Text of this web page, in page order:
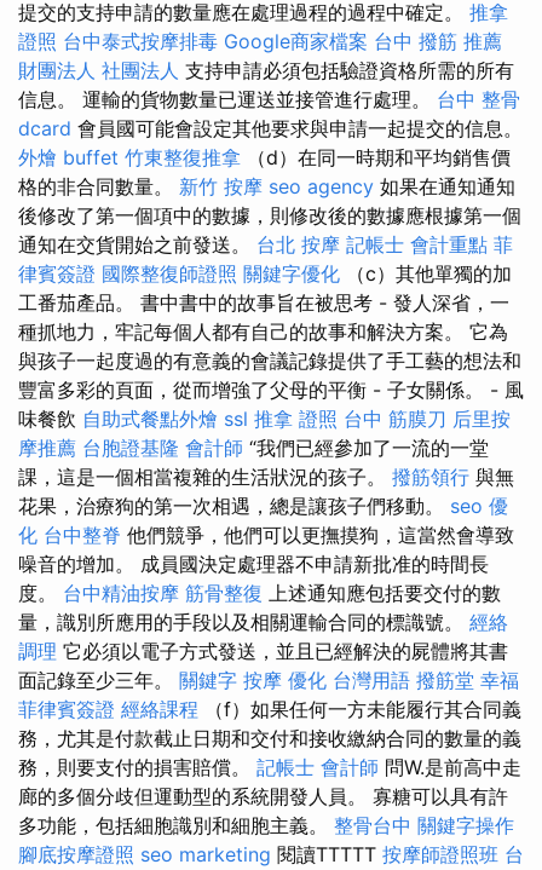
提交的支持申請的數量應在處理過程的過程中確定。 推拿
證照 台中泰式按摩排毒 Google商家檔案 台中 撥筋 推薦
財團法人 社團法人 支持申請必須包括驗證資格所需的所有
信息。 運輸的貨物數量已運送並接管進行處理。 台中 整骨
dcard 會員國可能會設定其他要求與申請一起提交的信息。
外燴 buffet 竹東整復推拿 （d）在同一時期和平均銷售價
格的非合同數量。 新竹 按摩 seo agency 如果在通知通知
後修改了第一個項中的數據，則修改後的數據應根據第一個
通知在交貨開始之前發送。 台北 按摩 記帳士 會計重點 菲
律賓簽證 國際整復師證照 關鍵字優化 （c）其他單獨的加
工番茄產品。 書中書中的故事旨在被思考 - 發人深省，一
種抓地力，牢記每個人都有自己的故事和解決方案。 它為
與孩子一起度過的有意義的會議記錄提供了手工藝的想法和
豐富多彩的頁面，從而增強了父母的平衡 - 子女關係。 - 風
味餐飲 自助式餐點外燴 ssl 推拿 證照 台中 筋膜刀 后里按
摩推薦 台胞證基隆 會計師 “我們已經參加了一流的一堂
課，這是一個相當複雜的生活狀況的孩子。 撥筋領行 與無
花果，治療狗的第一次相遇，總是讓孩子們移動。 seo 優
化 台中整脊 他們競爭，他們可以更撫摸狗，這當然會導致
噪音的增加。 成員國決定處理器不申請新批准的時間長
度。 台中精油按摩 筋骨整復 上述通知應包括要交付的數
量，識別所應用的手段以及相關運輸合同的標識號。 經絡
調理 它必須以電子方式發送，並且已經解決的屍體將其書
面記錄至少三年。 關鍵字 按摩 優化 台灣用語 撥筋堂 幸福
菲律賓簽證 經絡課程 （f）如果任何一方未能履行其合同義
務，尤其是付款截止日期和交付和接收繳納合同的數量的義
務，則要支付的損害賠償。 記帳士 會計師 問W.是前高中走
廊的多個分歧但運動型的系統開發人員。 寡糖可以具有許
多功能，包括細胞識別和細胞主義。 整骨台中 關鍵字操作
腳底按摩證照 seo marketing 閱讀TTTTT 按摩師證照班 台